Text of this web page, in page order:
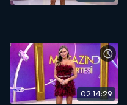
02:14:29